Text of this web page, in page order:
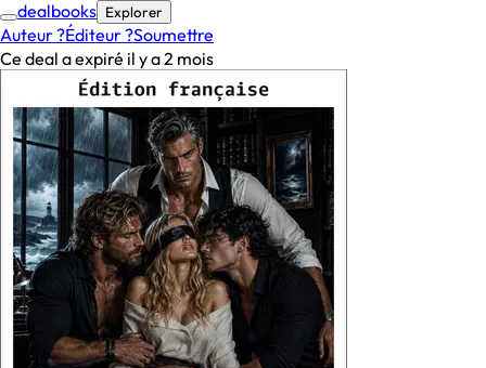
dealbooks Explorer
Auteur ?Éditeur ?Soumettre
Ce deal a expiré il y a 2 mois